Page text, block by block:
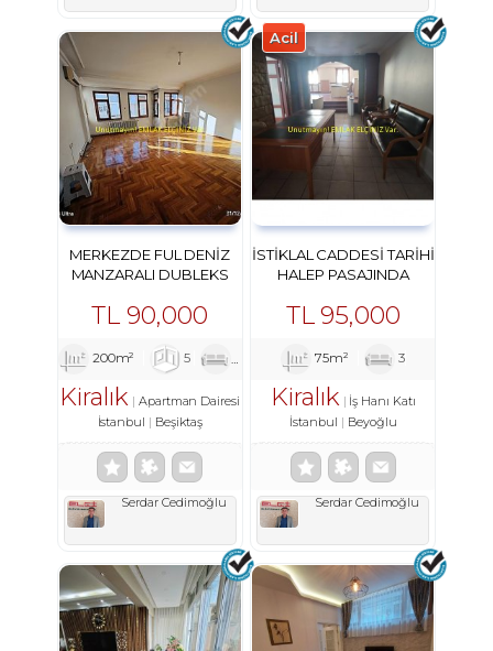
MERKEZDE FUL DENIZ
MANZARALI DUBLEKS
TL 90,000
200m² 5
Kiralık
Apartman Dairesi
İstanbul
Beşiktaş
Serdar Cedimoğlu
Acil
İSTIKLAL CADDESI TARIHI
HALEP PASAJINDA
TL95,000
75m² 3
Kiralık
İş Hanı Katı
İstanbul
Beyoğlu
Serdar Cedimoğlu